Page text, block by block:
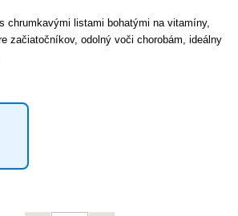
chrumkavými listami bohatými na vitamíny,
začiatočníkov, odolný voči chorobám, ideálny